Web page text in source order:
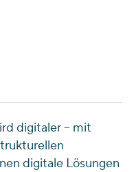
digitaler – mit
digitale Lösungen